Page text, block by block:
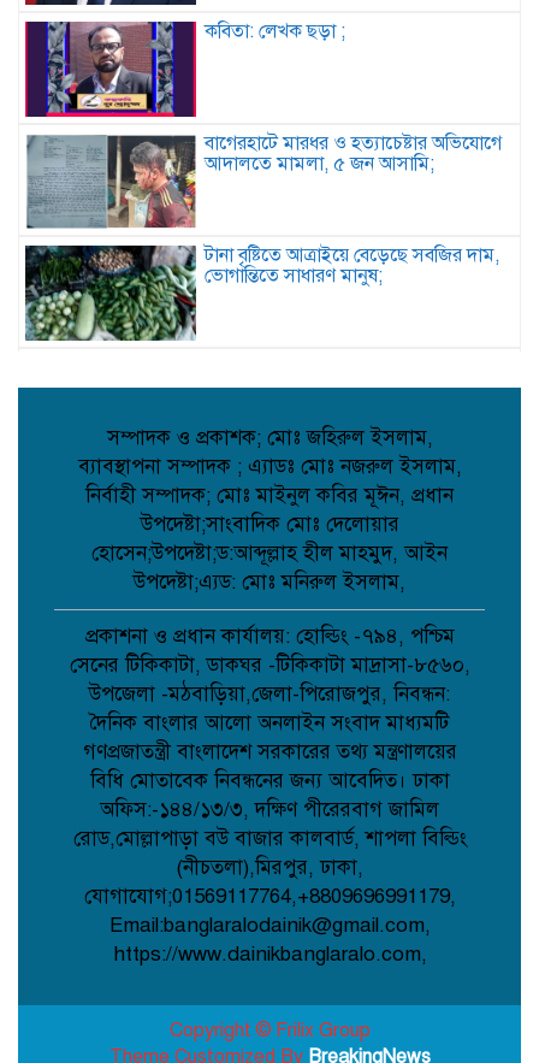
কবিতা: লেখক ছড়া ;
বাগেরহাটে মারধর ও হত্যাচেষ্টার অভিযোগে
আদালতে মামলা, ৫ জন আসামি;
টানা বৃষ্টিতে আত্রাইয়ে বেড়েছে সবজির দাম,
ভোগান্তিতে সাধারণ মানুষ;
যাবজ্জীবন, ছেলে খালাস;
পিরোজপুরে মাদকবিরোধী অভিযানে গাঁজাসহ
আটক ১, ৪ মাসের কারাদণ্ড;
কবিতা: আত্মমর্যাদা;
বৈরী আবহাওয়া উপেক্ষা করে মাদারগঞ্জে
বিএনপির আনন্দ ও বিজয় মিছিল;
আত্রাইয়ে বান্দাইখাড়া টেকনিক্যাল অ্যান্ড
বিএম কলেজে জুলাই গণঅভ্যুত্থান দিবস
পালিত;
পোরশায় শহিদ পরিবার ও জুলাই যোদ্ধাদের
সংবর্ধনা;
সম্পাদক ও প্রকাশক; মোঃ জহিরুল ইসলাম,
ব্যাবস্থাপনা সম্পাদক ; এ্যাডঃ মোঃ নজরুল ইসলাম,
নির্বাহী সম্পাদক; মোঃ মাইনুল কবির মূঈন, প্রধান
উপদেষ্টা;সাংবাদিক মোঃ দেলোয়ার
হোসেন;উপদেষ্টা;ড:আব্দূল্লাহ হীল মাহমুদ, আইন
উপদেষ্টা;এ্যড: মোঃ মনিরুল ইসলাম,
প্রকাশনা ও প্রধান কার্যালয়: হোল্ডিং -৭৯৪, পশ্চিম
সেনের টিকিকাটা, ডাকঘর -টিকিকাটা মাদ্রাসা-৮৫৬০,
উপজেলা -মঠবাড়িয়া,জেলা-পিরোজপুর, নিবন্ধন:
দৈনিক বাংলার আলো অনলাইন সংবাদ মাধ্যমটি
গণপ্রজাতন্ত্রী বাংলাদেশ সরকারের তথ্য মন্ত্রণালয়ের
বিধি মোতাবেক নিবন্ধনের জন্য আবেদিত। ঢাকা
অফিস:-১৪৪/১৩/৩, দক্ষিণ পীরেরবাগ জামিল
রোড,মোল্লাপাড়া বউ বাজার কালবার্ড, শাপলা বিল্ডিং
(নীচতলা),মিরপুর, ঢাকা,
যোগাযোগ;01569117764,+8809696991179,
Email:banglaralodainik@gmail.com,
https://www.dainikbanglaralo.com,
Copyright © Frilix Group
Theme Customized By BreakingNews